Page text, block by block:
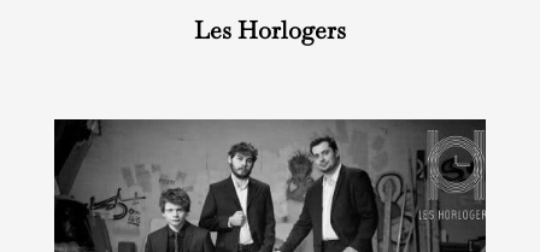
Les Horlogers